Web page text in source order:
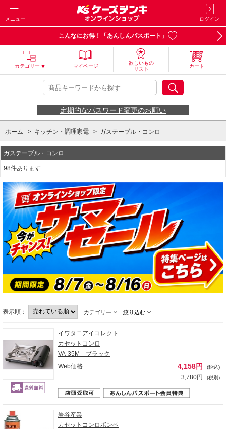
メニュー ログイン
こんなにお得！「あんしんパスポート」
カテゴリー マイページ
欲しいもの
リスト
カート
定期的なパスワード変更のお願い
ホーム > キッチン・調理家電 > ガステーブル・コンロ
ガステーブル・コンロ
98件あります
表示順： カテゴリー 絞り込む
イワタニアイコレクト
カセットコンロ
VA-35M ブラック
Web価格
4,158円 (税込)
3,780円 (税別)
岩谷産業
カセットコンロボンベ